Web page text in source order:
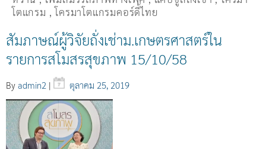
โตแกรม ,โครมาโตแกรมคอร์ดี้ไทย
สัมภาษณ์ผู้วิจัยถั่งเช่าม.เกษตรศาสตร์ใน
รายการสโมสรสุขภาพ 15/10/58
By admin2 | ตุลาคม 25, 2019